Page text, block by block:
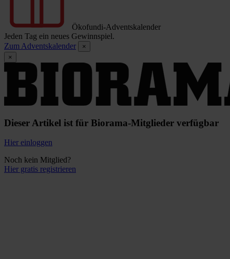
Ökofundi-Adventskalender
Jeden Tag ein neues Gewinnspiel.
Zum Adventskalender
×
×
Dieser Artikel ist für Biorama-Mitglieder verfügbar
Hier einloggen
Noch kein Mitglied?
Hier gratis registrieren